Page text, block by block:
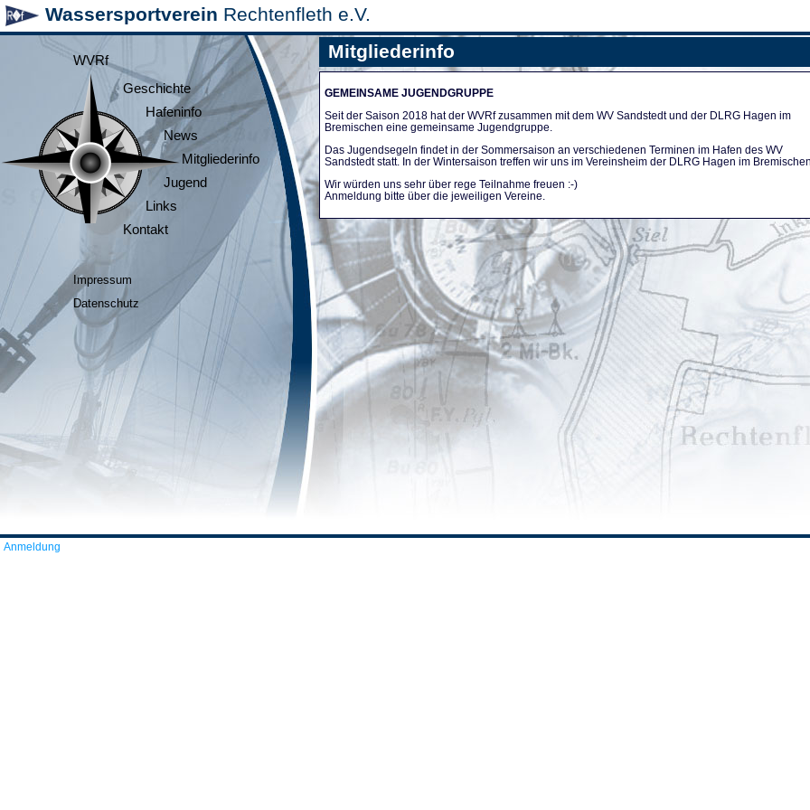
Wassersportverein Rechtenfleth e.V.
WVRf
Geschichte
Hafeninfo
News
Mitgliederinfo
Jugend
Links
Kontakt
Impressum
Datenschutz
Mitgliederinfo
GEMEINSAME JUGENDGRUPPE
Seit der Saison 2018 hat der WVRf zusammen mit dem WV Sandstedt und der DLRG Hagen im
Bremischen eine gemeinsame Jugendgruppe.
Das Jugendsegeln findet in der Sommersaison an verschiedenen Terminen im Hafen des WV
Sandstedt statt. In der Wintersaison treffen wir uns im Vereinsheim der DLRG Hagen im
Wir würden uns sehr über rege Teilnahme freuen :-)
Anmeldung bitte über die jeweiligen Vereine.
Anmeldung